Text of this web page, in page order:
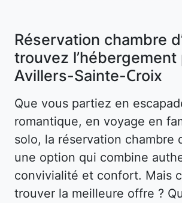
Réservation chambre
trouvez
Avillers-Sainte-Croix
Que vous partiez en
romantique, en voyage en
solo, la réservation chambre
une option qui combine
convivialité et confort. Mais
trouver la meilleure offre ?